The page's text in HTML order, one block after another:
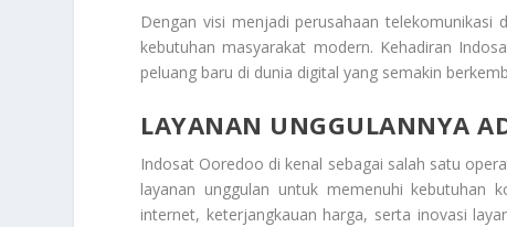
Dengan visi menjadi perusahaan
kebutuhan masyarakat modern. Kehadiran
peluang baru di dunia digital yang semakin
LAYANAN UNGGULANNYA
Indosat Ooredoo di kenal sebagai salah satu
layanan unggulan untuk memenuhi kebutuhan
internet, keterjangkauan harga, serta inovasi